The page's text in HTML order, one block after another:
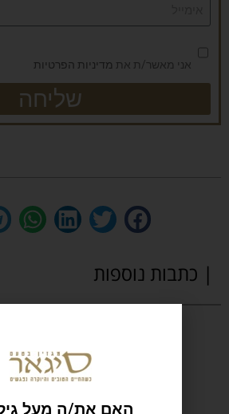
אני מאשר/ת את מדיניות הפרטיות
שליחה
| כתבות נוספות
האם את/ה מעל גיל